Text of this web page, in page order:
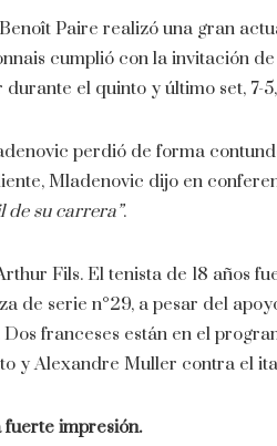
Paire realizó una gran
cumplió con la invitación
el quinto y último set, 7-5,
perdió de forma
Mladenovic dijo en
de su carrera”.
Fils. El tenista de 18 años
de serie n°29, a pesar del
Dos franceses están en el
y Alexandre Muller contra el
fuerte impresión.